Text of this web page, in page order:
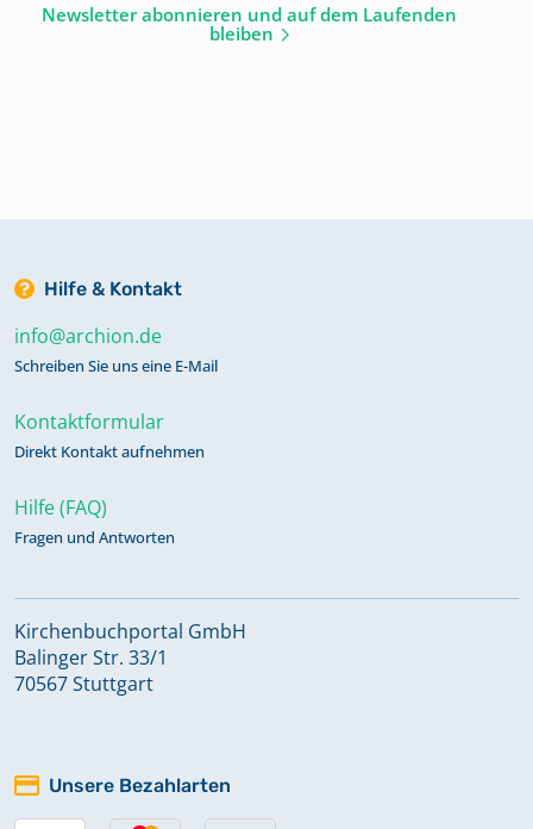
Newsletter abonnieren und auf dem Laufenden
bleiben
Hilfe & Kontakt
info@archion.de
Schreiben Sie uns eine E-Mail
Kontaktformular
Direkt Kontakt aufnehmen
Hilfe (FAQ)
Fragen und Antworten
Kirchenbuchportal GmbH
Balinger Str. 33/1
70567 Stuttgart
Unsere Bezahlarten